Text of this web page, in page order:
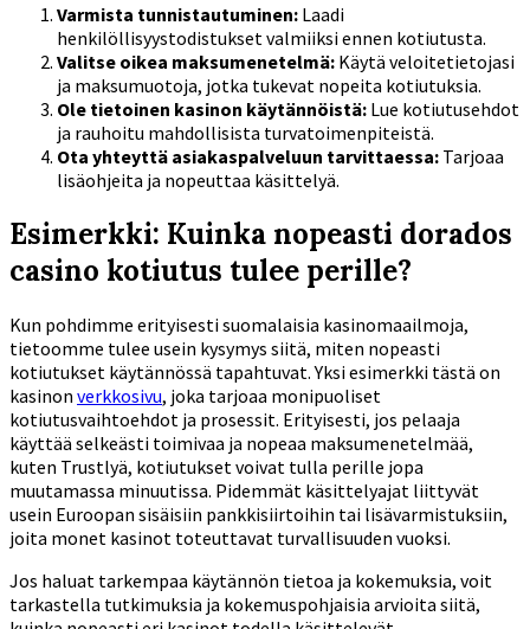
Varmista tunnistautuminen: Laadi
henkilöllisyystodistukset valmiiksi ennen kotiutusta.
Valitse oikea maksumenetelmä: Käytä veloitetietojasi
ja maksumuotoja, jotka tukevat nopeita kotiutuksia.
Ole tietoinen kasinon käytännöistä: Lue kotiutusehdot
ja rauhoitu mahdollisista turvatoimenpiteistä.
Ota yhteyttä asiakaspalveluun tarvittaessa: Tarjoaa
lisäohjeita ja nopeuttaa käsittelyä.
Esimerkki: Kuinka nopeasti dorados
casino kotiutus tulee perille?
Kun pohdimme erityisesti suomalaisia kasinomaailmoja,
tietoomme tulee usein kysymys siitä, miten nopeasti
kotiutukset käytännössä tapahtuvat. Yksi esimerkki tästä on
kasinon verkkosivu, joka tarjoaa monipuoliset
kotiutusvaihtoehdot ja prosessit. Erityisesti, jos pelaaja
käyttää selkeästi toimivaa ja nopeaa maksumenetelmää,
kuten Trustlyä, kotiutukset voivat tulla perille jopa
muutamassa minuutissa. Pidemmät käsittelyajat liittyvät
usein Euroopan sisäisiin pankkisiirtoihin tai lisävarmistuksiin,
joita monet kasinot toteuttavat turvallisuuden vuoksi.
Jos haluat tarkempaa käytännön tietoa ja kokemuksia, voit
tarkastella tutkimuksia ja kokemuspohjaisia arvioita siitä,